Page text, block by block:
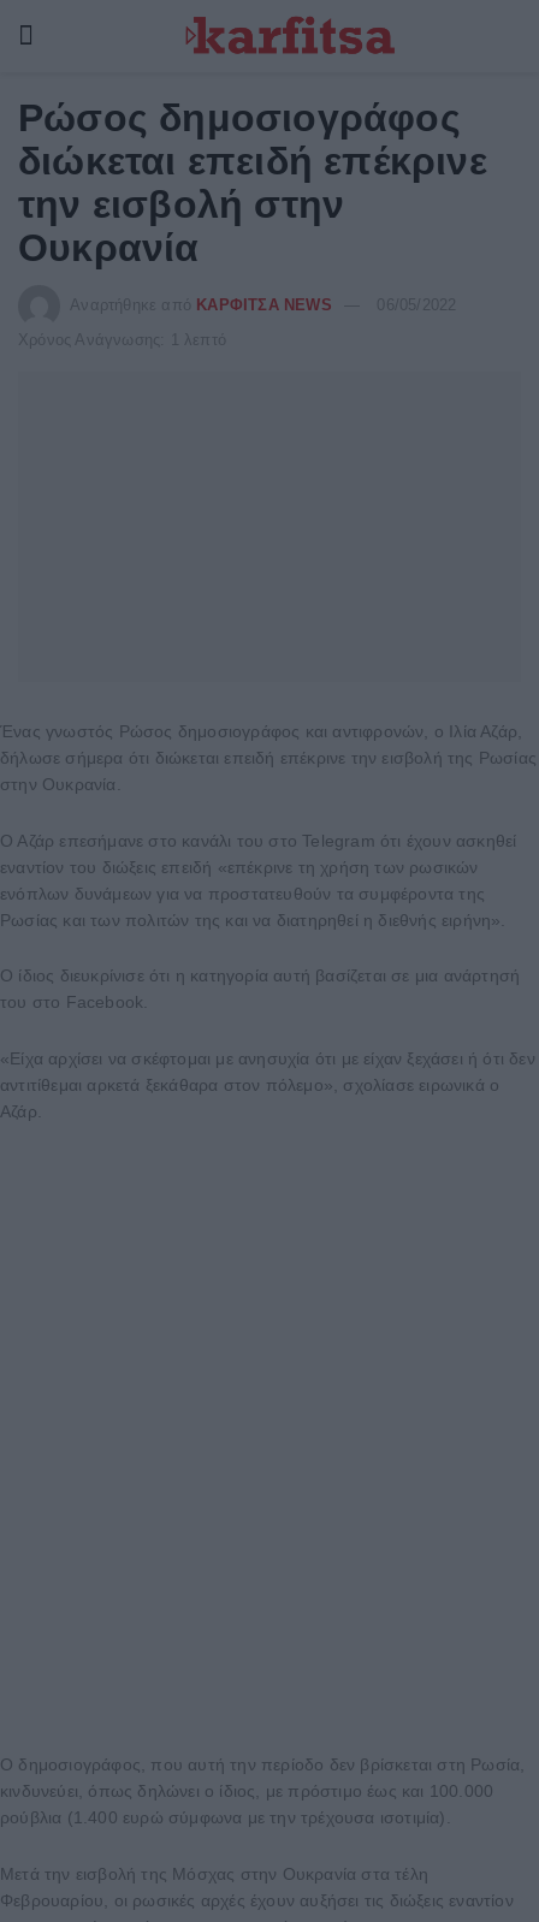
Ρώσος δημοσιογράφος
διώκεται επειδή επέκρινε
την εισβολή στην
Ουκρανία
Αναρτήθηκε από ΚΑΡΦΙΤΣΑ NEWS
06/05/2022
Χρόνος Ανάγνωσης: 1 λεπτό
Ένας γνωστός Ρώσος δημοσιογράφος και αντιφρονών, ο Ιλία Αζάρ,
δήλωσε σήμερα ότι διώκεται επειδή επέκρινε την εισβολή της Ρωσίας
στην Ουκρανία.
Ο Αζάρ επεσήμανε στο κανάλι του στο Telegram ότι έχουν ασκηθεί
εναντίον του διώξεις επειδή «επέκρινε τη χρήση των ρωσικών
ενόπλων δυνάμεων για να προστατευθούν τα συμφέροντα της
Ρωσίας και των πολιτών της και να διατηρηθεί η διεθνής ειρήνη».
Ο ίδιος διευκρίνισε ότι η κατηγορία αυτή βασίζεται σε μια ανάρτησή
του στο Facebook.
«Είχα αρχίσει να σκέφτομαι με ανησυχία ότι με είχαν ξεχάσει ή ότι δεν
αντιτίθεμαι αρκετά ξεκάθαρα στον πόλεμο», σχολίασε ειρωνικά ο
Αζάρ.
Ο δημοσιογράφος, που αυτή την περίοδο δεν βρίσκεται στη Ρωσία,
κινδυνεύει, όπως δηλώνει ο ίδιος, με πρόστιμο έως και 100.000
ρούβλια (1.400 ευρώ σύμφωνα με την τρέχουσα ισοτιμία).
Μετά την εισβολή της Μόσχας στην Ουκρανία στα τέλη
Φεβρουαρίου, οι ρωσικές αρχές έχουν αυξήσει τις διώξεις εναντίον